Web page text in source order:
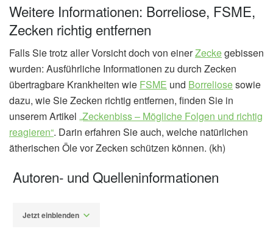
Weitere Informationen: Borreliose, FSME,
Zecken richtig entfernen
Falls Sie trotz aller Vorsicht doch von einerZeckegebissen
wurden: Ausführliche Informationen zu durch Zecken
übertragbare Krankheiten wie FSME und Borreliosesowie
dazu, wie Sie Zecken richtig entfernen, finden Sie in
unserem Artikel „Zeckenbiss – Mögliche Folgen und richtig
reagieren“. Darin erfahren Sie auch, welche natürlichen
ätherischen Öle vor Zecken schützen können. (kh)
Autoren- und Quelleninformationen
Jetzt einblenden